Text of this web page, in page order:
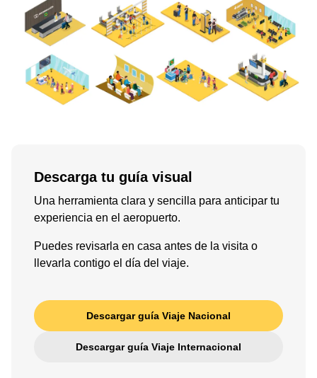
Descarga tu guía visual
Una herramienta clara y sencilla para anticipar tu
experiencia en el aeropuerto.
Puedes revisarla en casa antes de la visita o
llevarla contigo el día del viaje.
Descargar guía Viaje Nacional
Descargar guía Viaje Internacional